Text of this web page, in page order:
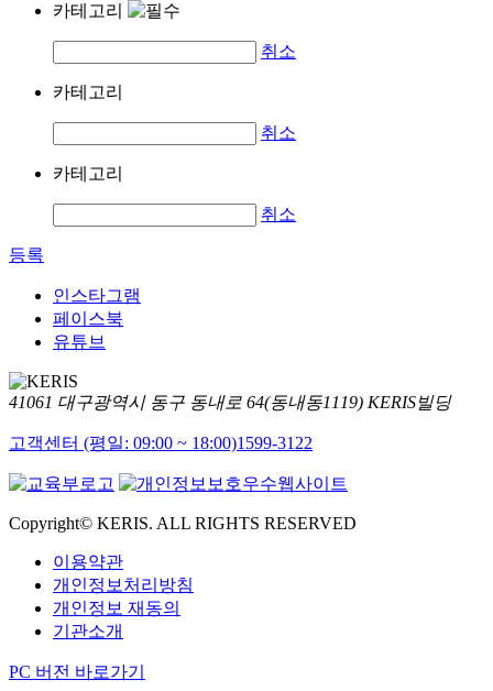
카테고리
취소
카테고리
취소
카테고리
취소
등록
인스타그램
페이스북
유튜브
41061 대구광역시 동구 동내로 64(동내동1119) KERIS빌딩
고객센터 (평일: 09:00 ~ 18:00)1599-3122
Copyright© KERIS. ALL RIGHTS RESERVED
이용약관
개인정보처리방침
개인정보 재동의
기관소개
PC 버전 바로가기